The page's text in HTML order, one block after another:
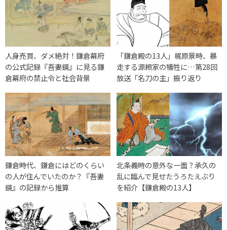
人身売買、ダメ絶対！鎌倉幕府
の公式記録『吾妻鏡』に見る鎌
倉幕府の禁止令と社会背景
「鎌倉殿の13人」梶原景時、暴
走する源頼家の犠牲に…第28回
放送「名刀の主」振り返り
鎌倉時代、鎌倉にはどのくらい
の人が住んでいたのか？『吾妻
鏡』の記録から推算
北条義時の意外な一面？承久の
乱に臨んで見せたうろたえぶり
を紹介【鎌倉殿の13人】